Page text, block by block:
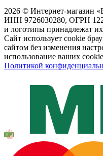
2026 © Интернет-
ИНН 9726030280, ОГРН
и логотипы принадлежат
Сайт использует cookie
сайтом без изменения
использование ваших
Политикой